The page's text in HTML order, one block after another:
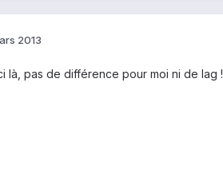
2013
là, pas de différence pour moi ni de lag !